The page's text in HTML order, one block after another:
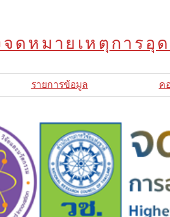
ดหมายเหตุการอุ
รายการข้อมูล ค